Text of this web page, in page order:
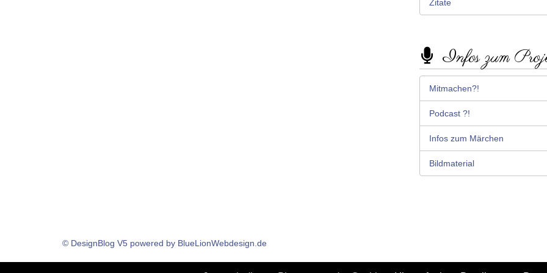
Zitate
Infos zum
Mitmachen?!
Podcast ?!
Infos zum Märchen
Bildmaterial
© DesignBlog V5 powered by BlueLionWebdesign.de